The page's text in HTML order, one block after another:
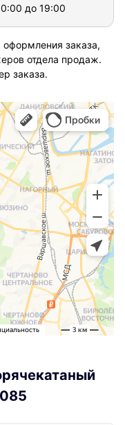
до 19:00
заказа,
отдела продаж.
заказа.